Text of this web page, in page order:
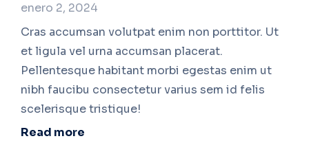
enero 2, 2024
Cras accumsan volutpat enim non porttitor. Ut
et ligula vel urna accumsan placerat.
Pellentesque habitant morbi egestas enim ut
nibh faucibu consectetur varius sem id felis
scelerisque tristique!
Read more